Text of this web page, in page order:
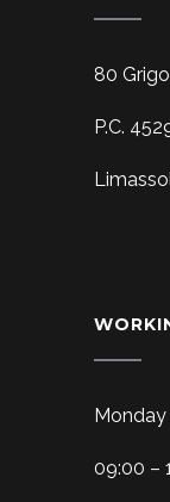
80
P.C.
Monday
09:00 –